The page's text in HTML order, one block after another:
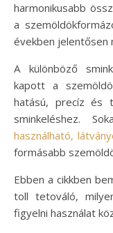
harmonikusabb
a
években jelentősen
A különböző
kapott a
hatású, precíz és
sminkeléshez.
használható,
formásabb
Ebben a cikkben
toll tetováló,
figyelni használat